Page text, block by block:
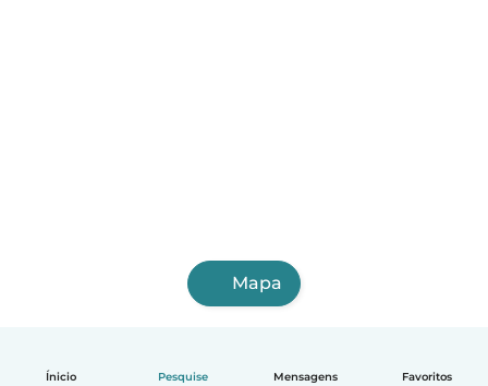
Ínicio Pesquise Mensagens Favoritos
Mapa